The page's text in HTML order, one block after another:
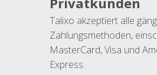
Talixo akzeptiert alle
Zahlungsmethoden,
MasterCard, Visa und
Express.